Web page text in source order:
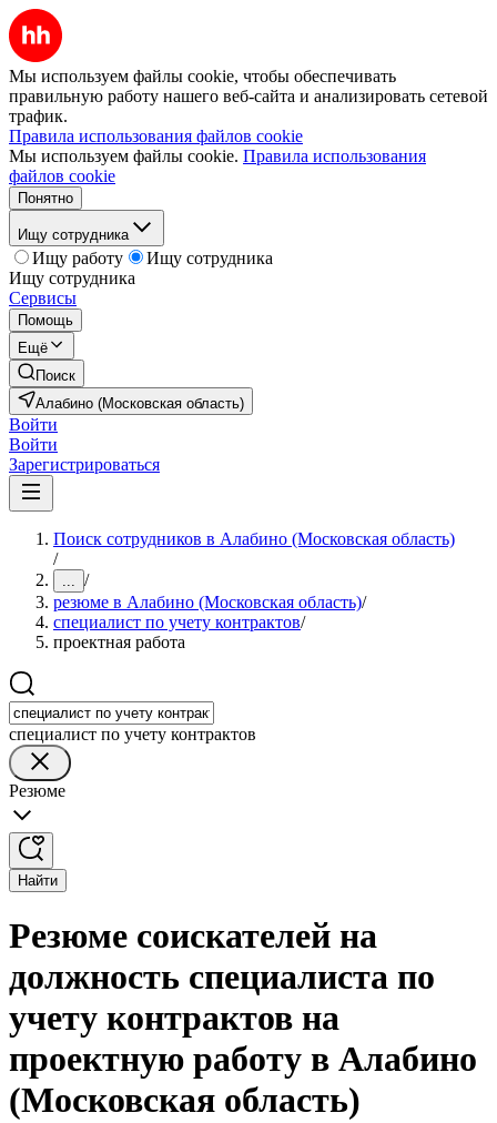
Мы используем файлы cookie, чтобы обеспечивать
правильную работу нашего веб-сайта и анализировать сетевой
трафик.
Правила использования файлов cookie
Мы используем файлы cookie. Правила использования
файлов cookie
Понятно
Ищу сотрудника
Ищу работу
Ищу сотрудника
Ищу сотрудника
Сервисы
Помощь
Ещё
Поиск
Алабино (Московская область)
Войти
Войти
Зарегистрироваться
Поиск сотрудников в Алабино (Московская область)
/
... /
резюме в Алабино (Московская область)/
специалист по учету контрактов/
проектная работа
специалист по учету контрактов
Резюме
Найти
Резюме соискателей на
должность специалиста по
учету контрактов на
проектную работу в Алабино
(Московская область)